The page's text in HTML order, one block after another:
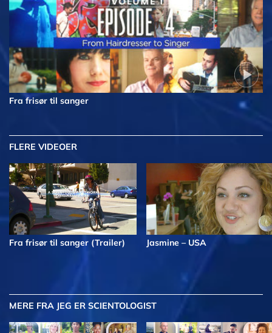
Fra frisør til sanger
FLERE VIDEOER
Fra frisør til sanger (Trailer) Jasmine – USA
MERE FRA JEG ER SCIENTOLOGIST